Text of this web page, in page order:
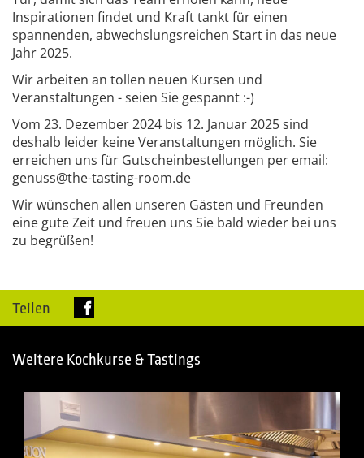
Inspirationen findet und Kraft tankt für einen
spannenden, abwechslungsreichen Start in das neue
Jahr 2025.
Wir arbeiten an tollen neuen Kursen und
Veranstaltungen - seien Sie gespannt :-)
Vom 23. Dezember 2024 bis 12. Januar 2025 sind
deshalb leider keine Veranstaltungen möglich. Sie
erreichen uns für Gutscheinbestellungen per email:
genuss@the-tasting-room.de
Wir wünschen allen unseren Gästen und Freunden
eine gute Zeit und freuen uns Sie bald wieder bei uns
zu begrüßen!
Teilen
Weitere Kochkurse & Tastings